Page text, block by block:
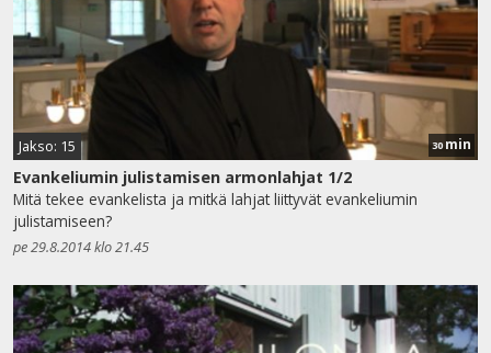
Jakso: 15 30min
Evankeliumin julistamisen armonlahjat 1/2
Mitä tekee evankelista ja mitkä lahjat liittyvät evankeliumin
julistamiseen?
pe 29.8.2014 klo 21.45